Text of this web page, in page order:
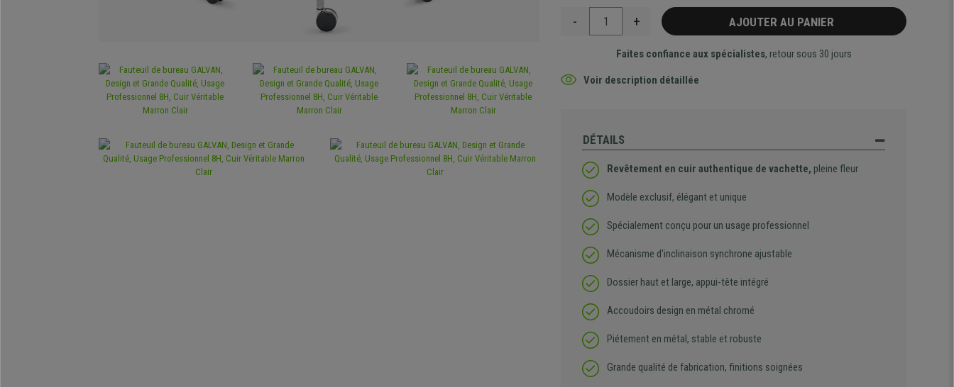
- + AJOUTER AU PANIER
Faites confiance aux spécialistes, retour sous 30 jours
Voir description détaillée
DÉTAILS
Revêtement en cuir authentique de vachette, pleine fleur
Modèle exclusif, élégant et unique
Spécialement conçu pour un usage professionnel
Mécanisme d'inclinaison synchrone ajustable
Dossier haut et large, appui-tête intégré
Accoudoirs design en métal chromé
Piétement en métal, stable et robuste
Grande qualité de fabrication, finitions soignées